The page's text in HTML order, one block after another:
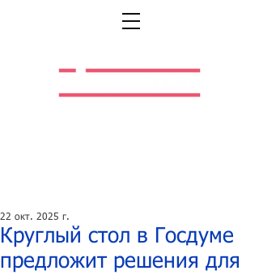
Круглый стол в Госдуме
предложит решения для
22 окт. 2025 г.